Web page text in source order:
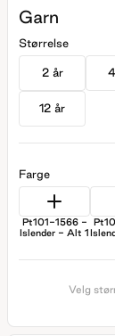
Garn
Størrelse
2 år
12 år
Farge
Pt101-1566 -
Islender - Alt 1
Velg